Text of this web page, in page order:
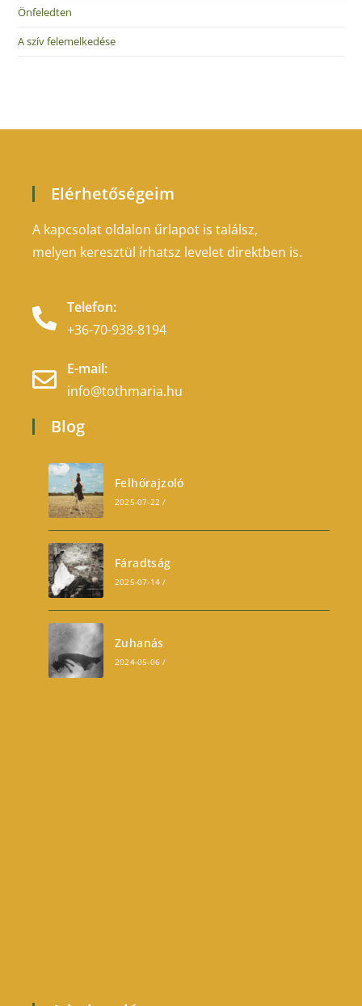
Önfeledten
A szív felemelkedése
Elérhetőségeim
A kapcsolat oldalon űrlapot is találsz,
melyen keresztül írhatsz levelet direktben is.
Telefon:
+36-70-938-8194
E-mail:
info@tothmaria.hu
Blog
Felhőrajzoló
2025-07-22 /
Fáradtság
2025-07-14 /
Zuhanás
2024-05-06 /